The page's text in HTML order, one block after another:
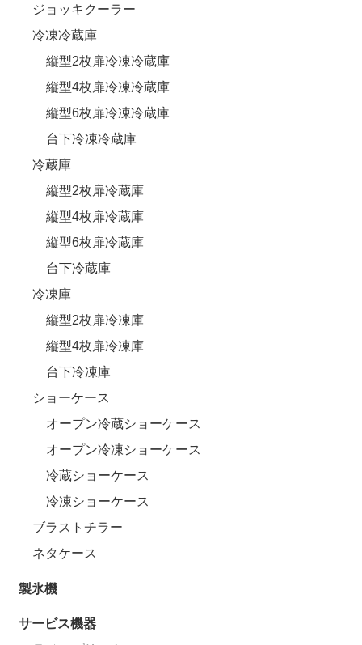
ジョッキクーラー
冷凍冷蔵庫
縦型2枚扉冷凍冷蔵庫
縦型4枚扉冷凍冷蔵庫
縦型6枚扉冷凍冷蔵庫
台下冷凍冷蔵庫
冷蔵庫
縦型2枚扉冷蔵庫
縦型4枚扉冷蔵庫
縦型6枚扉冷蔵庫
台下冷蔵庫
冷凍庫
縦型2枚扉冷凍庫
縦型4枚扉冷凍庫
台下冷凍庫
ショーケース
オープン冷蔵ショーケース
オープン冷凍ショーケース
冷蔵ショーケース
冷凍ショーケース
ブラストチラー
ネタケース
製氷機
サービス機器